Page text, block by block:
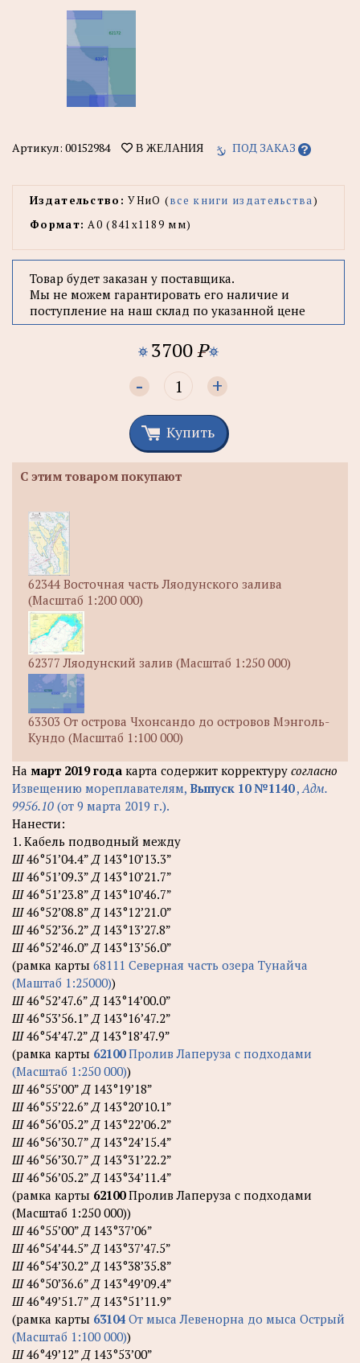
Артикул: 00152984 В ЖЕЛАНИЯ ПОД ЗАКАЗ
Издательство: УНиО (все книги издательства)
Формат: А0 (841x1189 мм)
Товар будет заказан у поставщика.
Мы не можем гарантировать его наличие и
поступление на наш склад по указанной цене
3700P
- +
Купить
С этим товаром покупают
62344 Восточная часть Ляодунского залива
(Масштаб 1:200 000)
62377 Ляодунский залив (Масштаб 1:250 000)
63303 От острова Чхонсандо до островов Мэнголь-
Кундо (Масштаб 1:100 000)
На март 2019 года карта содержит корректуру согласно
Извещению мореплавателям, Выпуск 10 №1140,Адм.
9956.10 (от 9 марта 2019 г.).
Нанести:
1. Кабель подводный между
Ш46°51’04.4”Д143°10’13.3”
Ш46°51’09.3”Д143°10’21.7”
Ш46°51’23.8”Д143°10’46.7”
Ш46°52’08.8”Д143°12’21.0”
Ш46°52’36.2”Д143°13’27.8”
Ш46°52’46.0”Д143°13’56.0”
(рамка карты 68111 Северная часть озера Тунайча
(Маштаб 1:25000))
Ш46°52’47.6”Д143°14’00.0”
Ш46°53’56.1”Д143°16’47.2”
Ш46°54’47.2”Д143°18’47.9”
(рамка карты 62100Пролив Лаперуза с подходами
(Масштаб 1:250 000))
Ш46°55’00”Д143°19’18”
Ш46°55’22.6”Д143°20’10.1”
Ш46°56’05.2”Д143°22’06.2”
Ш46°56’30.7”Д143°24’15.4”
Ш46°56’30.7”Д143°31’22.2”
Ш46°56’05.2”Д143°34’11.4”
(рамка карты 62100Пролив Лаперуза с подходами
(Масштаб 1:250 000))
Ш46°55’00”Д143°37’06”
Ш46°54’44.5”Д143°37’47.5”
Ш46°54’30.2”Д143°38’35.8”
Ш46°50’36.6”Д143°49’09.4”
Ш46°49’51.7”Д143°51’11.9”
(рамка карты 63104 От мыса Левенорна до мыса Острый
(Масштаб 1:100 000))
Ш46°49’12”Д143°53’00”